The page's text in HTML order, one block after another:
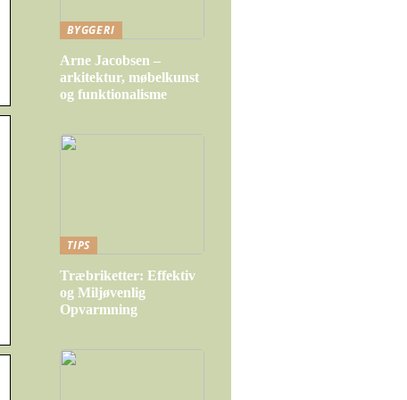
BYGGERI
Arne Jacobsen –
arkitektur, møbelkunst
og funktionalisme
TIPS
Træbriketter: Effektiv
og Miljøvenlig
Opvarmning